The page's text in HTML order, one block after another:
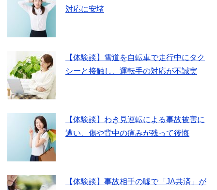
対応に安堵
【体験談】雪道を自転車で走行中にタク
シーと接触し、運転手の対応が不誠実
【体験談】わき見運転による事故被害に
遭い、傷や背中の痛みが残って後悔
【体験談】事故相手の嘘で「JA共済」が